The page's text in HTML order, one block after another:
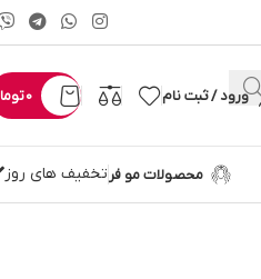
ورود / ثبت نام 0
محصولات مو فر تخفیف های روز